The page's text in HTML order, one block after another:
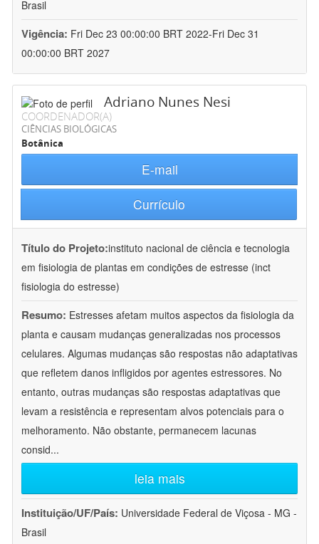
Brasil
Vigência: Fri Dec 23 00:00:00 BRT 2022-Fri Dec 31
00:00:00 BRT 2027
Adriano Nunes Nesi
COORDENADOR(A)
CIÊNCIAS BIOLÓGICAS
Botânica
E-mail
Currículo
Título do Projeto:instituto nacional de ciência e tecnologia
em fisiologia de plantas em condições de estresse (inct
fisiologia do estresse)
Resumo: Estresses afetam muitos aspectos da fisiologia da
planta e causam mudanças generalizadas nos processos
celulares. Algumas mudanças são respostas não adaptativas
que refletem danos infligidos por agentes estressores. No
entanto, outras mudanças são respostas adaptativas que
levam a resistência e representam alvos potenciais para o
melhoramento. Não obstante, permanecem lacunas
consid...
leia mais
Instituição/UF/País: Universidade Federal de Viçosa - MG -
Brasil